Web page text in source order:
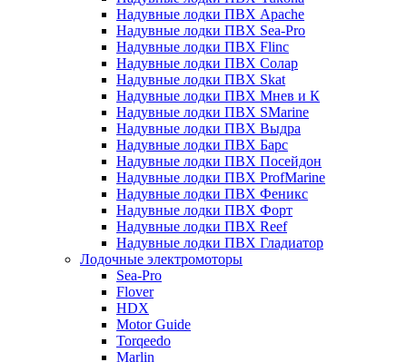
Надувные лодки ПВХ Apache
Надувные лодки ПВХ Sea-Pro
Надувные лодки ПВХ Flinc
Надувные лодки ПВХ Солар
Надувные лодки ПВХ Skat
Надувные лодки ПВХ Мнев и К
Надувные лодки ПВХ SMarine
Надувные лодки ПВХ Выдра
Надувные лодки ПВХ Барс
Надувные лодки ПВХ Посейдон
Надувные лодки ПВХ ProfMarine
Надувные лодки ПВХ Феникс
Надувные лодки ПВХ Форт
Надувные лодки ПВХ Reef
Надувные лодки ПВХ Гладиатор
Лодочные электромоторы
Sea-Pro
Flover
HDX
Motor Guide
Torqeedo
Marlin